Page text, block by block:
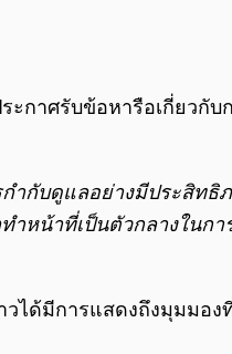
ะกาศรับข้อหารือเกี่ยวกั
ำกับดูแลอย่างมีประสิทธิ
ำหน้าที่เป็นตัวกลางในก
ด้มีการแสดงถึงมุมมองที่